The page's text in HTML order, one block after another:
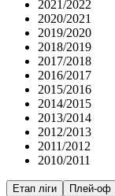
2021/2022
2020/2021
2019/2020
2018/2019
2017/2018
2016/2017
2015/2016
2014/2015
2013/2014
2012/2013
2011/2012
2010/2011
Етап ліги Плей-оф